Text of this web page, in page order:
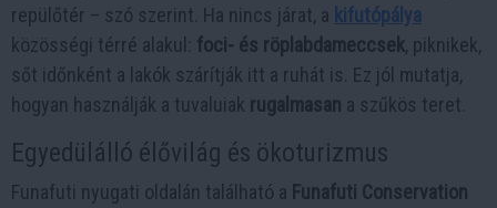
repülőtér – szó szerint. Ha nincs járat, a kifutópálya
közösségi térré alakul: foci- és röplabdameccsek, piknikek,
sőt időnként a lakók szárítják itt a ruhát is. Ez jól mutatja,
hogyan használják a tuvaluiak rugalmasan a szűkös teret.
Egyedülálló élővilág és ökoturizmus
Funafuti nyugati oldalán található a Funafuti Conservation